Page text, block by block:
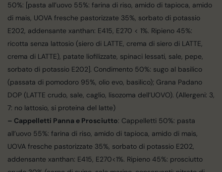
50%: [pasta all’uovo 55%: farina di riso, amido di tapioca, amido
di mais, UOVA fresche pastorizzate 35%, sorbato di potassio
E202, addensante xanthan: E415, E270 < 1%. Ripieno 45%:
ricotta senza lattosio (siero di LATTE, crema di siero di LATTE,
crema di LATTE), patate liofilizzate, spinaci lessati, sale, pepe,
sorbato di potassio E202]. Condimento 50%: sugo al basilico
(passata di pomodoro 95%, olio evo, basilico); Grana Padano
DOP (LATTE crudo, sale, caglio, lisozoma dell’UOVO). (Allergeni: 3,
7: no lattosio, si proteina del latte)
– Cappelletti Panna e Prosciutto: Cappelletti 50%: pasta
all’uovo 55%: farina di riso, amido di tapioca, amido di mais,
UOVA fresche pastorizzate 35%, sorbato di potassio E202,
addensante xanthan: E415, E270<1%. Ripieno 45%: prosciutto